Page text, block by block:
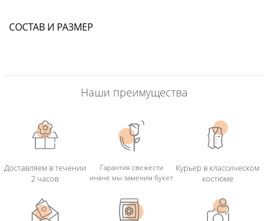
СОСТАВ И РАЗМЕР
Наши преимущества
Доставляем в течении
2 часов
Гарантия свежести
иначе мы заменим букет
Курьер в классическом
костюме